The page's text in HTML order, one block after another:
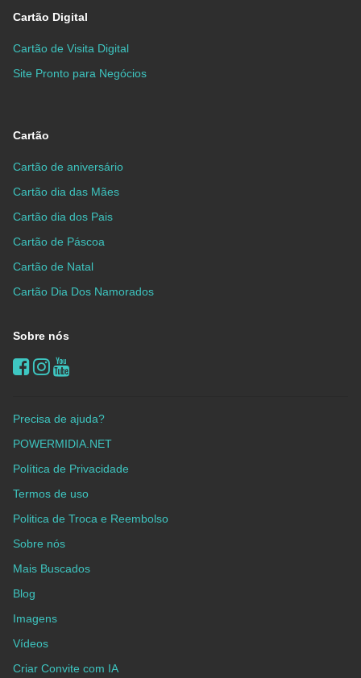
Cartão Digital
Cartão de Visita Digital
Site Pronto para Negócios
Cartão
Cartão de aniversário
Cartão dia das Mães
Cartão dia dos Pais
Cartão de Páscoa
Cartão de Natal
Cartão Dia Dos Namorados
Sobre nós
Precisa de ajuda?
POWERMIDIA.NET
Política de Privacidade
Termos de uso
Politica de Troca e Reembolso
Sobre nós
Mais Buscados
Blog
Imagens
Vídeos
Criar Convite com IA